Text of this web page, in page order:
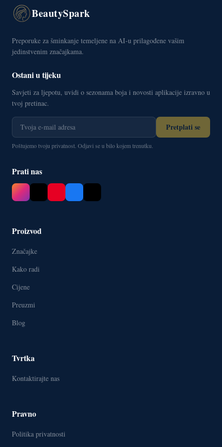
BeautySpark
Preporuke za šminkanje temeljene na AI-u prilagođene vašim
jedinstvenim značajkama.
Ostani u tijeku
Savjeti za ljepotu, uvidi o sezonama boja i novosti aplikacije izravno u
tvoj pretinac.
Pretplati se
Poštujemo tvoju privatnost. Odjavi se u bilo kojem trenutku.
Prati nas
Proizvod
Značajke
Kako radi
Cijene
Preuzmi
Blog
Tvrtka
Kontaktirajte nas
Pravno
Politika privatnosti